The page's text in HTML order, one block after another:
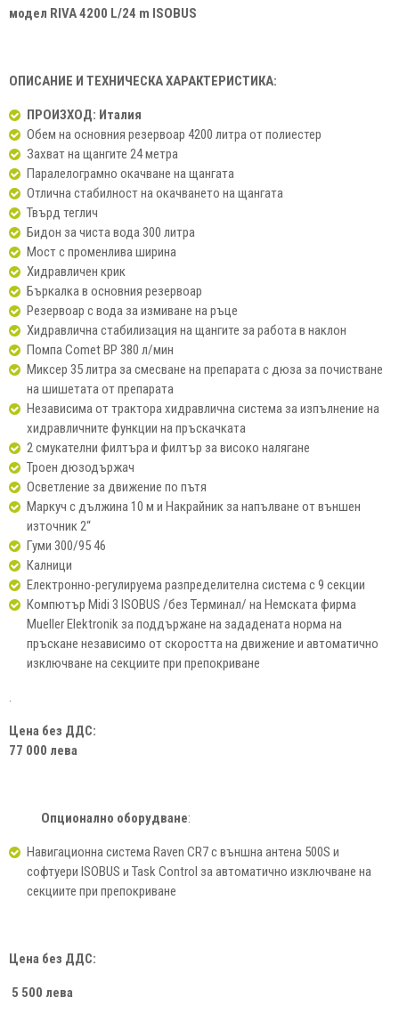
модел RIVA 4200 L/24 m ISOBUS
ОПИСАНИЕ И ТЕХНИЧЕСКА ХАРАКТЕРИСТИКА:
ПРОИЗХОД: Италия
Обем на основния резервоар 4200 литра от полиестер
Захват на щангите 24 метра
Паралелограмно окачване на щангата
Отлична стабилност на окачването на щангата
Твърд теглич
Бидон за чиста вода 300 литра
Мост с променлива ширина
Хидравличен крик
Бъркалка в основния резервоар
Резервоар с вода за измиване на ръце
Хидравлична стабилизация на щангите за работа в наклон
Помпа Comet BP 380 л/мин
Миксер 35 литра за смесване на препарата с дюза за почистване
на шишетата от препарата
Независима от трактора хидравлична система за изпълнение на
хидравличните функции на пръскачката
2 смукателни филтъра и филтър за високо налягане
Троен дюзодържач
Осветление за движение по пътя
Маркуч с дължина 10 м и Накрайник за напълване от външен
източник 2“
Гуми 300/95 46
Калници
Електронно-регулируема разпределителна система с 9 секции
Компютър Midi 3 ISOBUS /без Терминал/ на Немската фирма
Mueller Elektronik за поддържане на зададената норма на
пръскане независимо от скоростта на движение и автоматично
изключване на секциите при препокриване
.
Цена без ДДС:
77 000 лева
Опционално оборудване:
Навигационна система Raven CR7 с външна антена 500S и
софтуери ISOBUS и Task Control за автоматично изключване на
секциите при препокриване
Цена без ДДС:
5 500 лева